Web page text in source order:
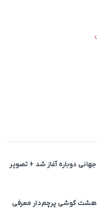
سامسونگ در سال ۲۰۲۷ هشت گوشی پرچم‌دار معرفی